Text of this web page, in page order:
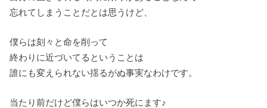
忘れてしまうことだとは思うけど、
僕らは刻々と命を削って
終わりに近づいてるということは
誰にも変えられない揺るがぬ事実なわけです。
当たり前だけど僕らはいつか死にます♪